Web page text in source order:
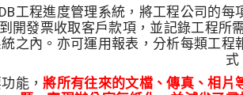
工程進度管理系統，將工程公司的
開發票收取客戶款項，並記錄工程
之內。亦可運用報表，分析每類工
式
能，將所有往來的文檔、傳真、相片